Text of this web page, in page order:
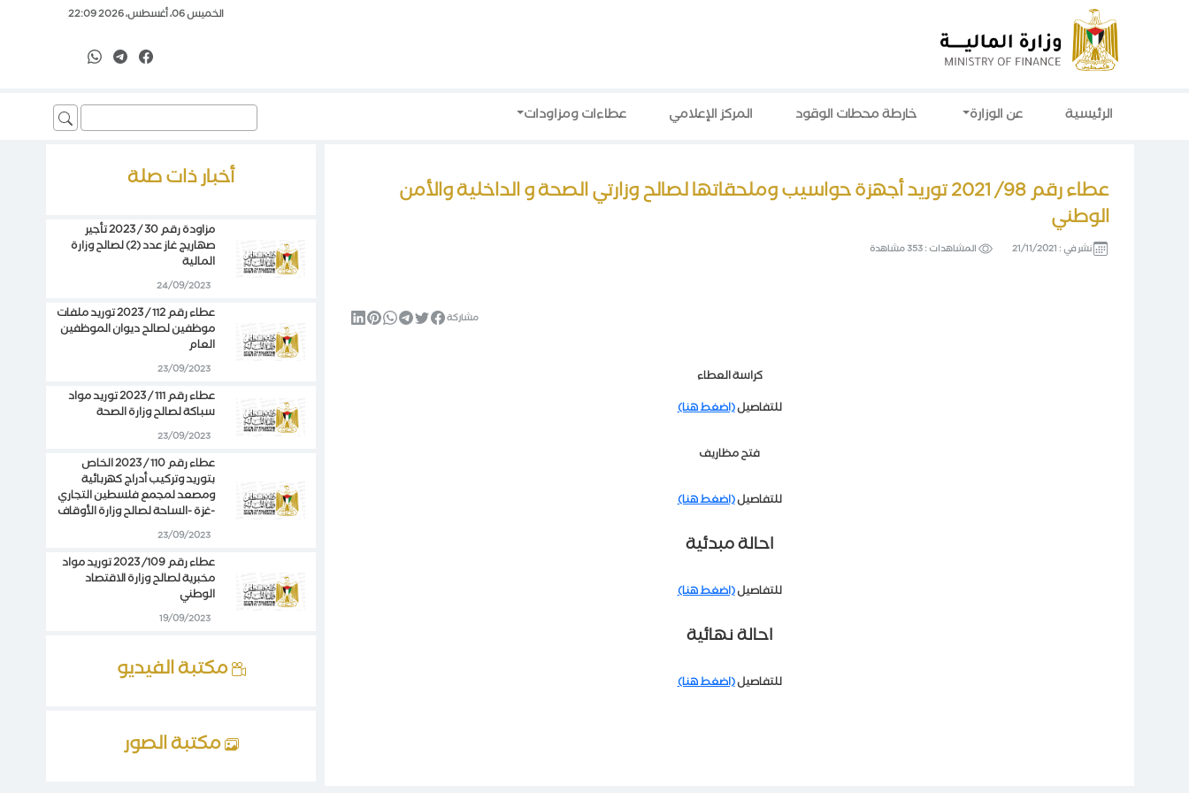
الخميس 06، أغسطس، 2026 22:09
Search
for:
الرئيسية عن الوزارة خارطة محطات الوقود المركز الإعلامي عطاءات ومزاودات
عطاء رقم 98/ 2021 توريد أجهزة حواسيب وملحقاتها لصالح وزارتي الصحة و الداخلية والأمن
الوطني
نشر في : 21/11/2021 المشاهدات :353 مشاهدة
مشاركة
كراسة العطاء
للتفاصيل(اضغط هنا)
فتح مظاريف
للتفاصيل(اضغط هنا)
احالة مبدئية
للتفاصيل(اضغط هنا)
احالة نهائية
للتفاصيل(اضغط هنا)
أخبار ذات صلة
مزاودة رقم 30 / 2023 تأجير
صهاريج غاز عدد (2) لصالح وزارة
المالية
24/09/2023
عطاء رقم 112 / 2023 توريد ملفات
موظفين لصالح ديوان الموظفين
العام
23/09/2023
عطاء رقم 111 / 2023 توريد مواد
سباكة لصالح وزارة الصحة
23/09/2023
عطاء رقم 110 / 2023 الخاص
بتوريد وتركيب أدراج كهربائية
ومصعد لمجمع فلسطين التجاري
-غزة -الساحة لصالح وزارة الأوقاف
23/09/2023
عطاء رقم 109/ 2023 توريد مواد
مخبرية لصالح وزارة الاقتصاد
الوطني
19/09/2023
مكتبة الفيديو
مكتبة الصور